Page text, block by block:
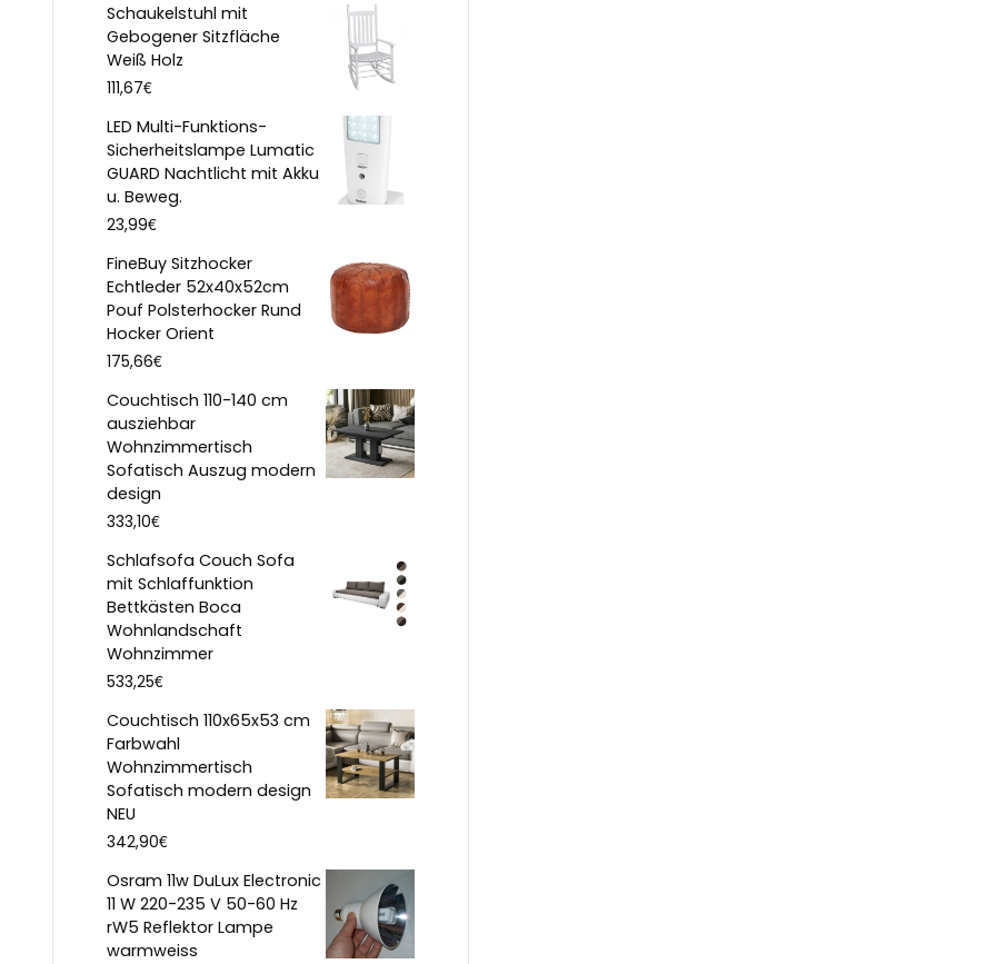
Schaukelstuhl mit
Gebogener Sitzfläche
Weiß Holz
111,67€
LED Multi-Funktions-
Sicherheitslampe Lumatic
GUARD Nachtlicht mit Akku
u. Beweg.
23,99€
FineBuy Sitzhocker
Echtleder 52x40x52cm
Pouf Polsterhocker Rund
Hocker Orient
175,66€
Couchtisch 110-140 cm
ausziehbar
Wohnzimmertisch
Sofatisch Auszug modern
design
333,10€
Schlafsofa Couch Sofa
mit Schlaffunktion
Bettkästen Boca
Wohnlandschaft
Wohnzimmer
533,25€
Couchtisch 110x65x53 cm
Farbwahl
Wohnzimmertisch
Sofatisch modern design
NEU
342,90€
Osram 11w DuLux Electronic
11 W 220-235 V 50-60 Hz
rW5 Reflektor Lampe
warmweiss